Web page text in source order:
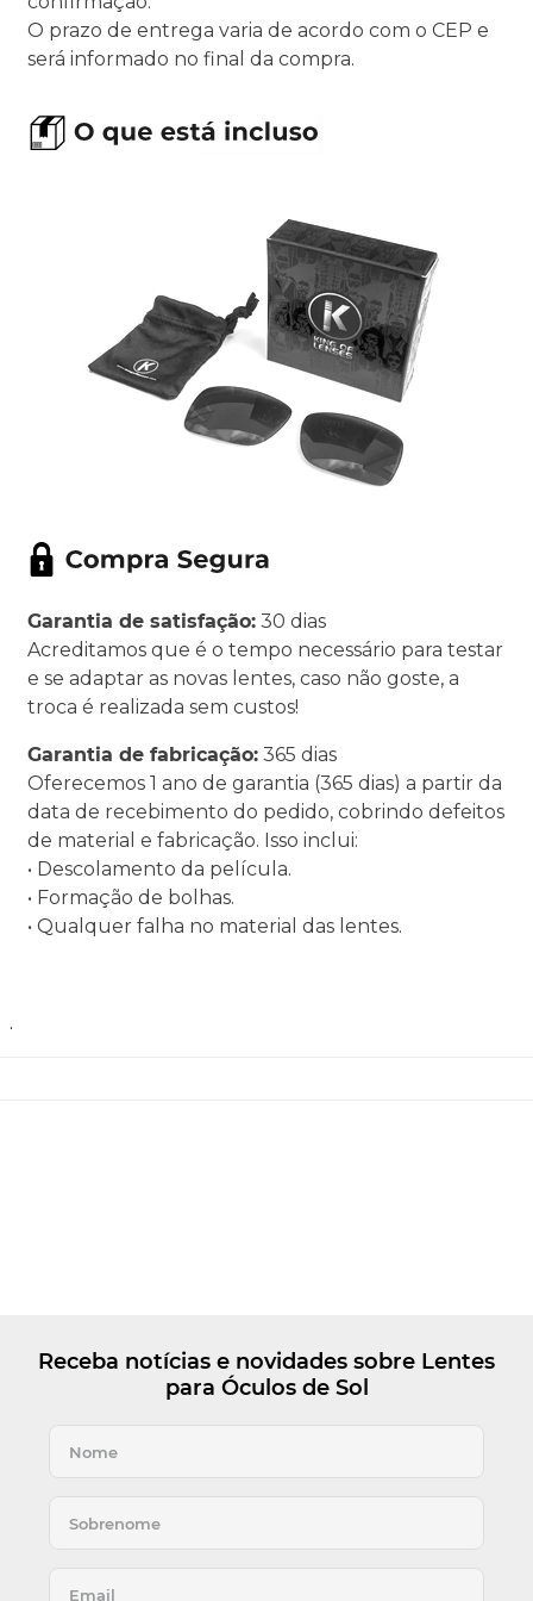
O prazo de entrega varia de acordo com o CEP e
será informado no final da compra.
Garantia de satisfação: 30 dias
Acreditamos que é o tempo necessário para testar
e se adaptar as novas lentes, caso não goste, a
troca é realizada sem custos!
Garantia de fabricação: 365 dias
Oferecemos 1 ano de garantia (365 dias) a partir da
data de recebimento do pedido, cobrindo defeitos
de material e fabricação. Isso inclui:
• Descolamento da película.
• Formação de bolhas.
• Qualquer falha no material das lentes.
.
Receba notícias e novidades sobre Lentes
para Óculos de Sol